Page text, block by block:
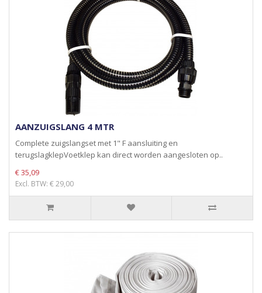
AANZUIGSLANG 4 MTR
Complete zuigslangset met 1" F aansluiting en
terugslagklepVoetklep kan direct worden aangesloten op..
€ 35,09
Excl. BTW: € 29,00